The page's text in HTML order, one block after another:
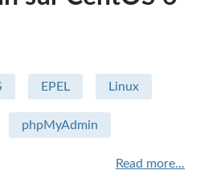
Humour
sysadmin
EPEL Linux
phpMyAdmin
Read more...